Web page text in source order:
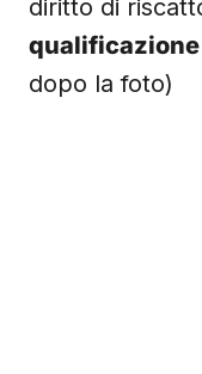
diritto di
dopo la foto)